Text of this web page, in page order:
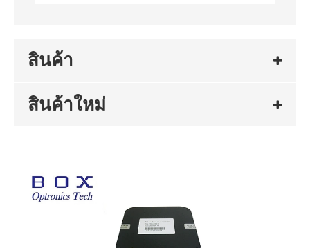
สินค้า
สินค้าใหม่